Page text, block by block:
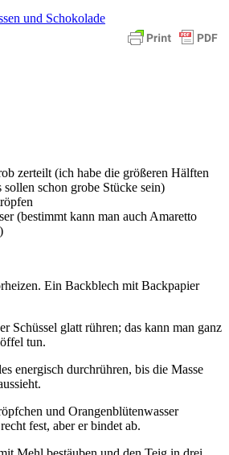
zerteilt (ich habe die größeren Hälften
schon grobe Stücke sein)
(bestimmt kann man auch Amaretto
Ein Backblech mit Backpapier
Schüssel glatt rühren; das kann man ganz
tun.
energisch durchrühren, bis die Masse
und Orangenblütenwasser
fest, aber er bindet ab.